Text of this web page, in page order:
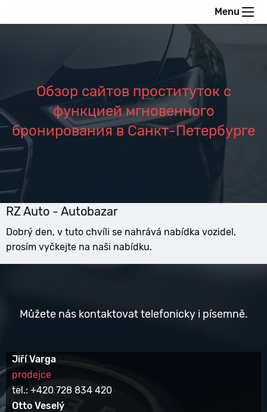
Menu
Обзор сайтов проституток с
функцией мгновенного
бронирования в Санкт-Петербурге
RZ Auto - Autobazar
Dobrý den, v tuto chvíli se nahrává nabídka vozidel,
prosím vyčkejte na naši nabídku.
Můžete nás kontaktovat telefonicky i písemně.
Jiří Varga
prodejce
tel.: +420 728 834 420
Otto Veselý